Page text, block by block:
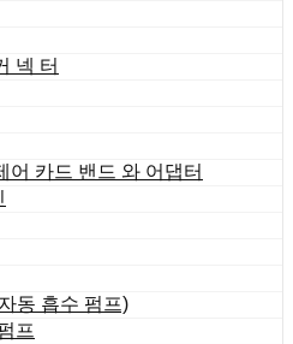
넥 터
어 카드 밴드 와 어댑터
동 흡수 펌프)
프